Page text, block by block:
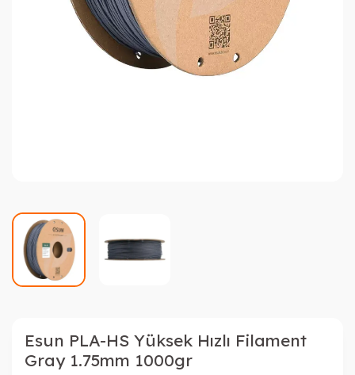
Esun PLA-HS Yüksek Hızlı Filament
Gray 1.75mm 1000gr